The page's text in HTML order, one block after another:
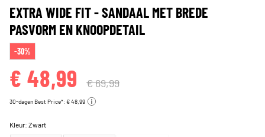
EXTRA WIDE FIT - SANDAAL MET BREDE
PASVORM EN KNOOPDETAIL
-30%
€ 48,99 € 69,99
30-dagen Best Price*: € 48,99
Kleur:Zwart